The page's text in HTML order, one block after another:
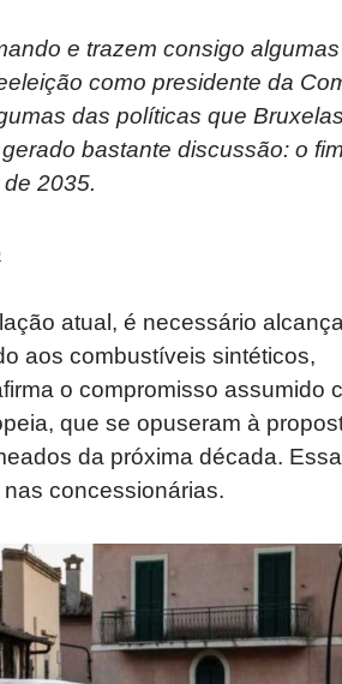
e trazem consigo algumas
como presidente da
das políticas que Bruxelas
bastante discussão: o
2035.
atual, é necessário
aos combustíveis sintéticos,
o compromisso assumido
que se opuseram à
da próxima década.
concessionárias.